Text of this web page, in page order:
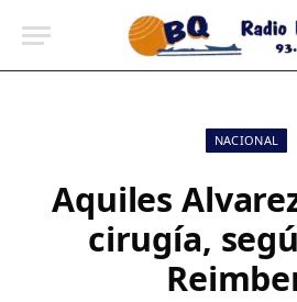
NACIONAL
Aquiles
cirugía,